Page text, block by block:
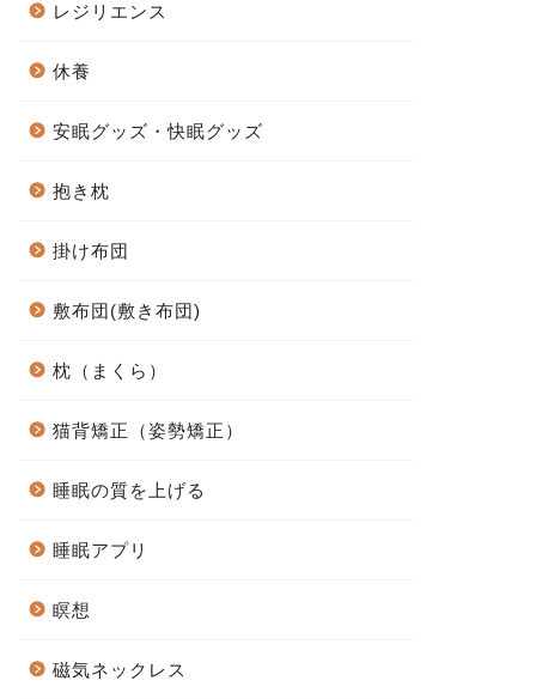
レジリエンス
休養
安眠グッズ・快眠グッズ
抱き枕
掛け布団
敷布団(敷き布団)
枕（まくら）
猫背矯正（姿勢矯正）
睡眠の質を上げる
睡眠アプリ
瞑想
磁気ネックレス